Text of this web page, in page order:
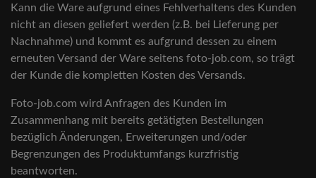
Kann die Ware aufgrund eines Fehlverhaltens des Kunden
nicht an diesen geliefert werden (z.B. bei Lieferung per
Nachnahme) und kommt es aufgrund dessen zu einem
erneuten Versand der Ware seitens foto-job.com, so trägt
der Kunde die kompletten Kosten des Versands.
Foto-job.com wird Anfragen des Kunden im
Zusammenhang mit bereits getätigten Bestellungen
bezüglich Änderungen, Erweiterungen und/oder
Begrenzungen des Produktumfangs kurzfristig
beantworten.